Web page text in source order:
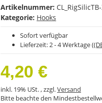
Artikelnummer:
Kategorie: Hooks
Sofort verfügbar
Lieferzeit: 2 - 4 Werktage
4,20 €
inkl. 19% USt. , zzgl.Versand
Bitte beachte den